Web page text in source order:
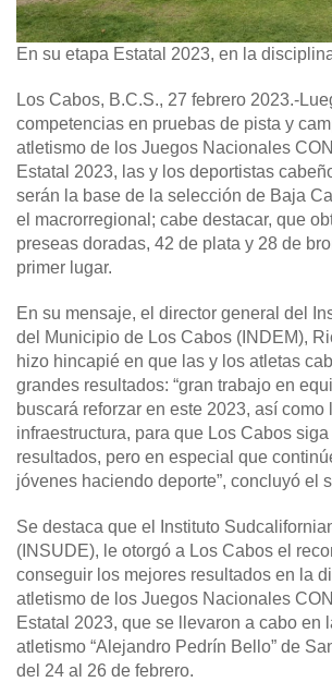
En su etapa Estatal 2023, en la
Los Cabos, B.C.S., 27 febrero 2023.-
competencias en pruebas de pista y
atletismo de los Juegos Nacionales
Estatal 2023, las y los deportistas
serán la base de la selección de Baja
el macrorregional; cabe destacar, que
preseas doradas, 42 de plata y 28 de
primer lugar.
En su mensaje, el director general del
del Municipio de Los Cabos (INDEM),
hizo hincapié en que las y los atletas
grandes resultados: “gran trabajo en
buscará reforzar en este 2023, así como
infraestructura, para que Los Cabos
resultados, pero en especial que
jóvenes haciendo deporte”, concluyó el
Se destaca que el Instituto
(INSUDE), le otorgó a Los Cabos el
conseguir los mejores resultados en la
atletismo de los Juegos Nacionales
Estatal 2023, que se llevaron a cabo en
atletismo “Alejandro Pedrín Bello” de
del 24 al 26 de febrero.